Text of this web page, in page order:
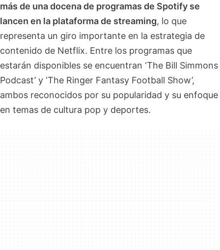
más de una docena de programas de Spotify se
lancen en la plataforma de streaming, lo que
representa un giro importante en la estrategia de
contenido de Netflix. Entre los programas que
estarán disponibles se encuentran ‘The Bill Simmons
Podcast’ y ‘The Ringer Fantasy Football Show’,
ambos reconocidos por su popularidad y su enfoque
en temas de cultura pop y deportes.